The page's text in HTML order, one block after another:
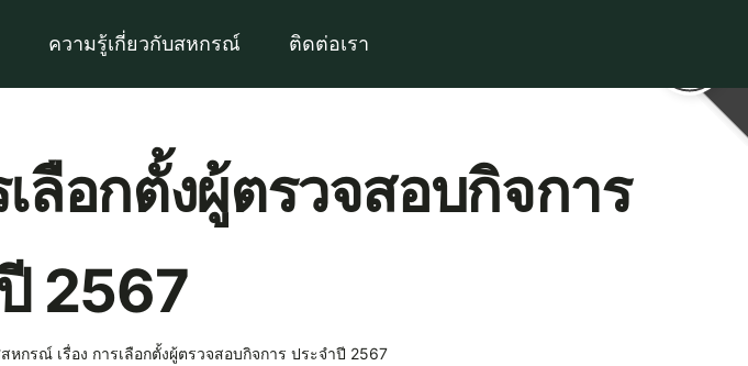
ความรู้เกี่ยวกับสหกรณ์ ติดต่อเรา
ลือกตั้งผู้ตรวจสอบกิจการ
2567
หกรณ์ เรื่อง การเลือกตั้งผู้ตรวจสอบกิจการ ประจำปี 2567